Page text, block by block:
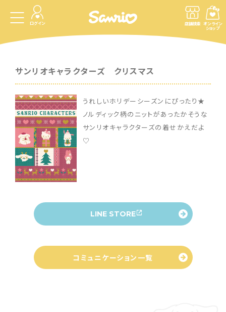
ログイン 店舗検索 オンライン
ショップ
サンリオキャラクターズ クリスマス
うれしいホリデーシーズンにぴったり★
ノルディック柄のニットがあったかそうな
サンリオキャラクターズの着せかえだよ
♡
LINE STORE
コミュニケーション一覧